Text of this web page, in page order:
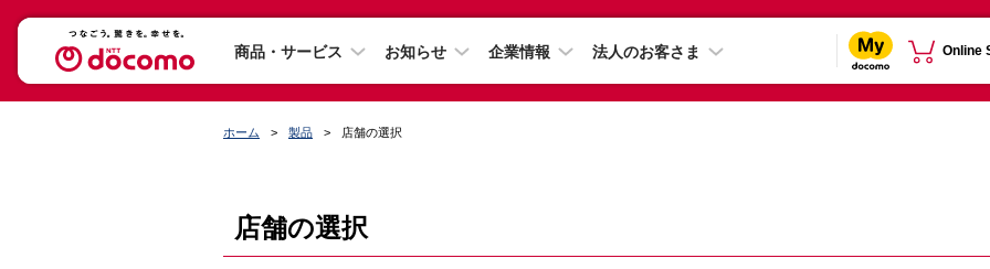
商品・サービス お知らせ 企業情報 法人のお客さま Online
ホーム 製品 店舗の選択
店舗の選択